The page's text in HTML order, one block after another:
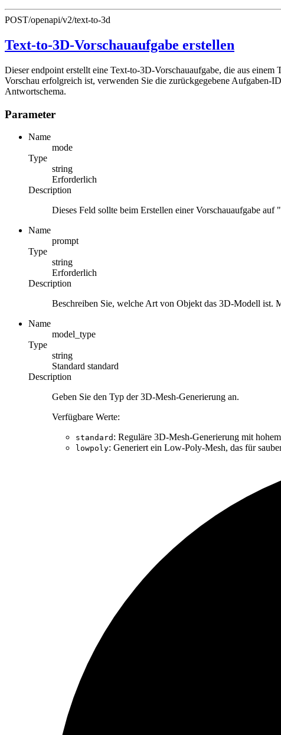
POST/openapi/v2/text-to-3d
Text-to-3D-Vorschauaufgabe erstellen
Dieser endpoint erstellt eine Text-to-3D-Vorschauaufgabe, die aus
Vorschau erfolgreich ist, verwenden Sie die zurückgegebene Aufgaben-
Antwortschema.
Parameter
Name
mode
Type
string
Erforderlich
Description
Dieses Feld sollte beim Erstellen einer Vorschauaufgabe auf
Name
prompt
Type
string
Erforderlich
Description
Beschreiben Sie, welche Art von Objekt das 3D-Modell ist.
Name
model_type
Type
string
Standard standard
Description
Geben Sie den Typ der 3D-Mesh-Generierung an.
Verfügbare Werte:
standard : Reguläre 3D-Mesh-Generierung mit
lowpoly: Generiert ein Low-Poly-Mesh, das für